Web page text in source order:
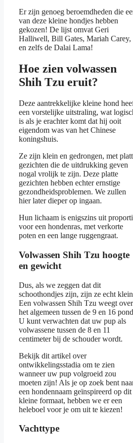
Er zijn genoeg beroemdheden die
van deze kleine hondjes hebben
gekozen! De lijst omvat Geri
Halliwell, Bill Gates, Mariah Carey,
en zelfs de Dalai Lama!
Hoe zien volwassen
Shih Tzu eruit?
Deze aantrekkelijke kleine hond
een vorstelijke uitstraling, wat
is als je erachter komt dat hij ooit
eigendom was van het Chinese
koningshuis.
Ze zijn klein en gedrongen, met
gezichten die de uitdrukking geven
nogal vrolijk te zijn. Deze platte
gezichten hebben echter ernstige
gezondheidsproblemen. We zullen
hier later dieper op ingaan.
Hun lichaam is enigszins uit
voor een hondenras, met verkorte
poten en een lange ruggengraat.
Volwassen Shih Tzu hoogte
en gewicht
Dus, als we zeggen dat dit
schoothondjes zijn, zijn ze echt
Een volwassen Shih Tzu weegt over
het algemeen tussen de 9 en 16
U kunt verwachten dat uw pup als
volwassene tussen de 8 en 11
centimeter bij de schouder wordt.
Bekijk dit artikel over
ontwikkelingsstadia om te zien
wanneer uw pup volgroeid zou
moeten zijn! Als je op zoek bent
een hondennaam geïnspireerd op dit
kleine formaat, hebben we er een
heleboel voor je om uit te kiezen!
Vachttype